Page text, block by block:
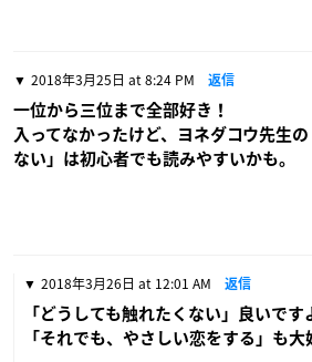
2018年3月25日 at 8:24 PM 返信
一位から三位まで全部好き！
入ってなかったけど、ヨネダコウ先生
ない」は初心者でも読みやすいかも。
2018年3月26日 at 12:01 AM 返信
「どうしても触れたくない」良いです
「それでも、やさしい恋をする」も大